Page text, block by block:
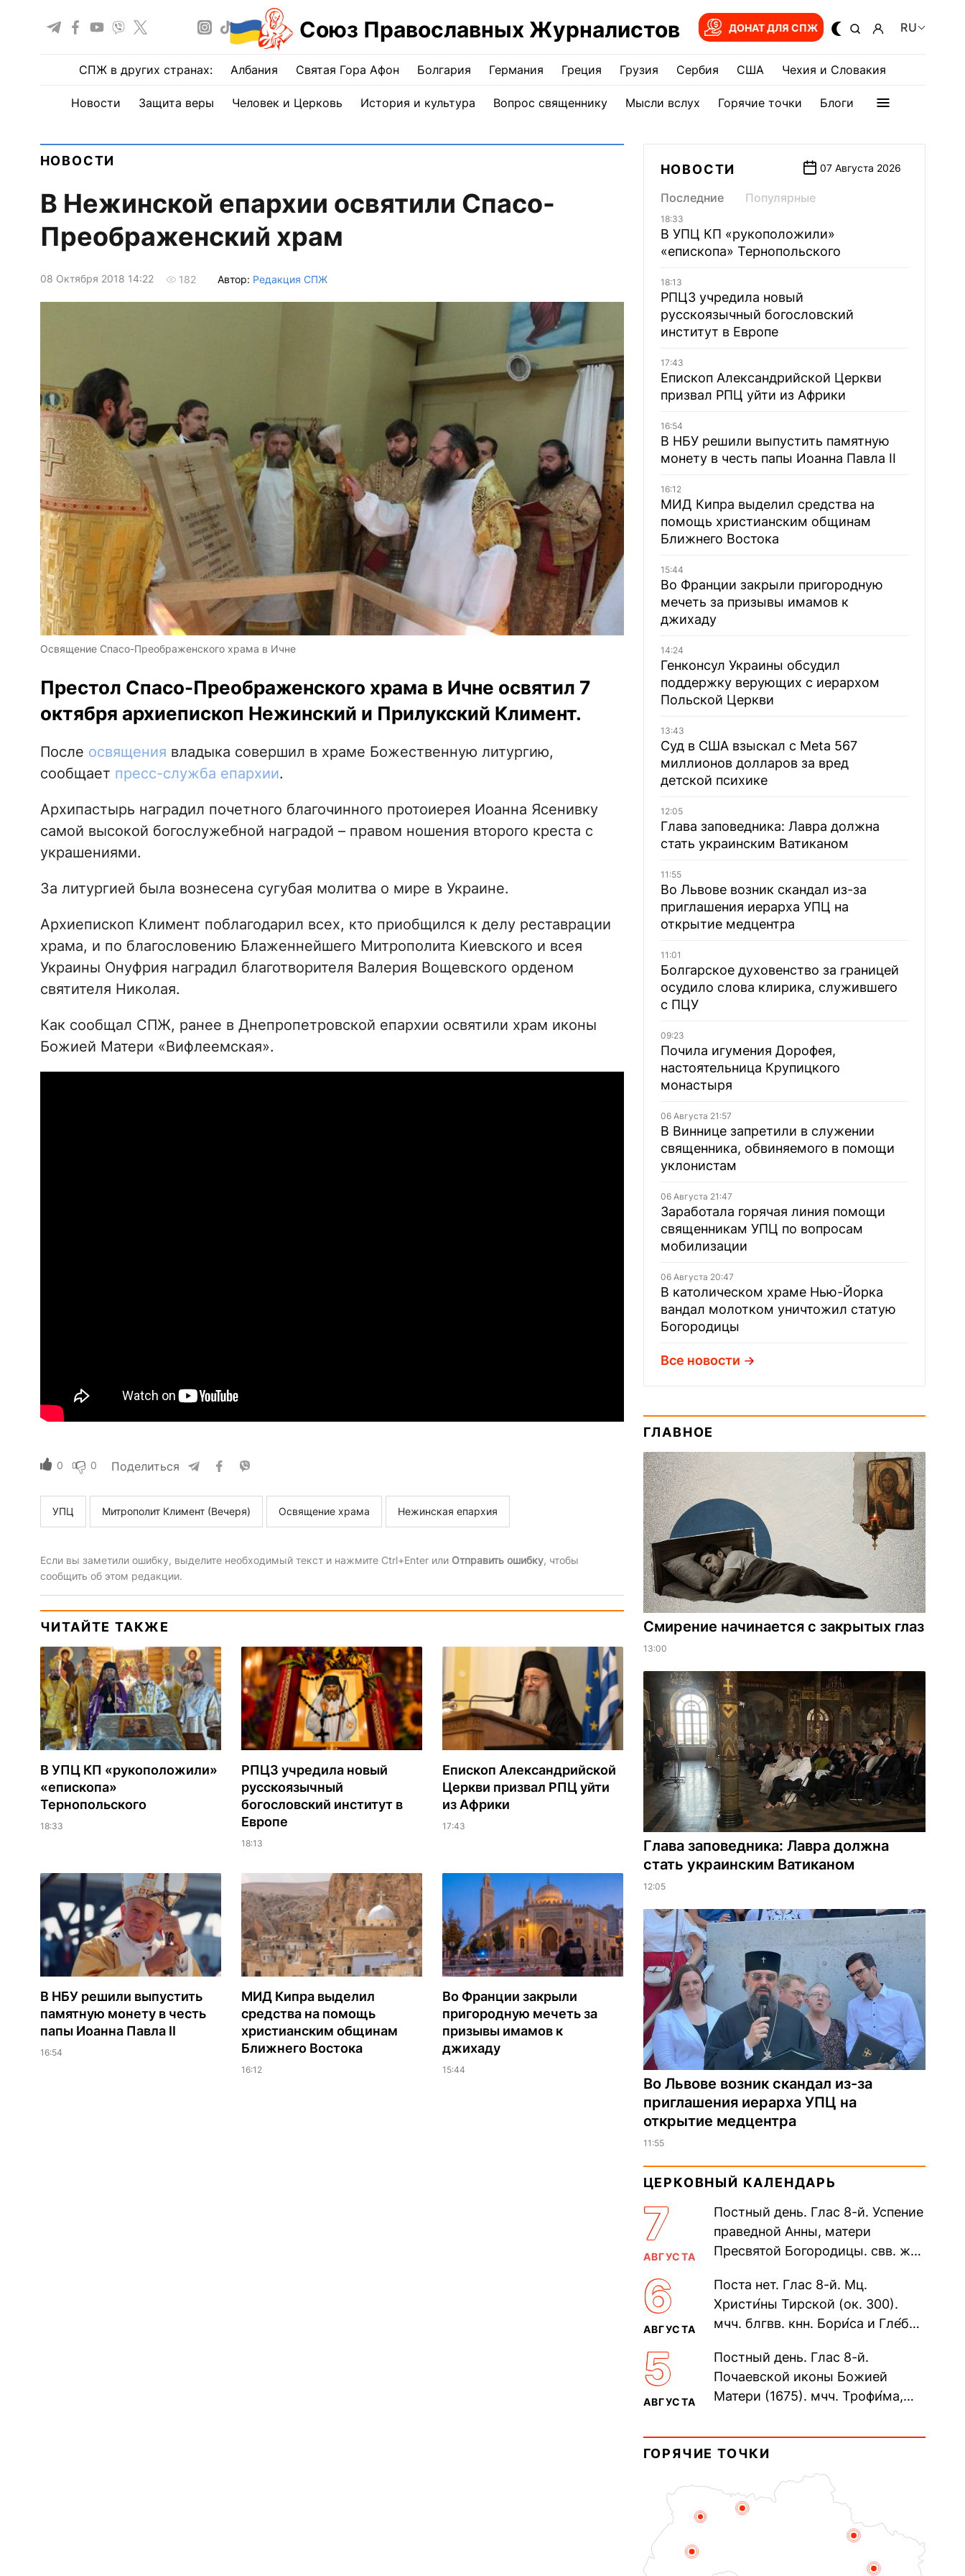
Союз Православных Журналистов ДОНАТ ДЛЯ СПЖ RU
СПЖ в других странах: Албания Святая Гора Афон Болгария Германия Греция Грузия Сербия США Чехия и Словакия
Новости Защита веры Человек и Церковь История и культура Вопрос священнику Мысли вслух Горячие точки Блоги
НОВОСТИ
В Нежинской епархии освятили Спасо-
Преображенский храм
08 Октября 2018 14:22 182 Автор: Редакция СПЖ
Освящение Спасо-Преображенского храма в Ичне
Престол Спасо-Преображенского храма в Ичне освятил 7
октября архиепископ Нежинский и Прилукский Климент.
После освящения владыка совершил в храме Божественную литургию,
сообщает пресс-служба епархии.
Архипастырь наградил почетного благочинного протоиерея Иоанна Ясенивку
самой высокой богослужебной наградой – правом ношения второго креста с
украшениями.
За литургией была вознесена сугубая молитва о мире в Украине.
Архиепископ Климент поблагодарил всех, кто приобщился к делу реставрации
храма, и по благословению Блаженнейшего Митрополита Киевского и всея
Украины Онуфрия наградил благотворителя Валерия Вощевского орденом
святителя Николая.
Как сообщал СПЖ, ранее в Днепропетровской епархии освятили храм иконы
Божией Матери «Вифлеемская».
0 0 Поделиться
УПЦ Митрополит Климент (Вечеря) Освящение храма Нежинская епархия
Если вы заметили ошибку, выделите необходимый текст и нажмите Ctrl+Enter или Отправить ошибку, чтобы
сообщить об этом редакции.
ЧИТАЙТЕ ТАКЖЕ
В УПЦ КП «рукоположили»
«епископа»
Тернопольского
18:33
РПЦЗ учредила новый
русскоязычный
богословский институт в
Европе
18:13
Епископ Александрийской
Церкви призвал РПЦ уйти
из Африки
17:43
В НБУ решили выпустить
памятную монету в честь
папы Иоанна Павла II
16:54
МИД Кипра выделил
средства на помощь
христианским общинам
Ближнего Востока
16:12
Во Франции закрыли
пригородную мечеть за
призывы имамов к
джихаду
15:44
НОВОСТИ 07 Августа 2026
Последние Популярные
18:33
В УПЦ КП «рукоположили»
«епископа» Тернопольского
18:13
РПЦЗ учредила новый
русскоязычный богословский
институт в Европе
17:43
Епископ Александрийской Церкви
призвал РПЦ уйти из Африки
16:54
В НБУ решили выпустить памятную
монету в честь папы Иоанна Павла II
16:12
МИД Кипра выделил средства на
помощь христианским общинам
Ближнего Востока
15:44
Во Франции закрыли пригородную
мечеть за призывы имамов к
джихаду
14:24
Генконсул Украины обсудил
поддержку верующих с иерархом
Польской Церкви
13:43
Суд в США взыскал с Meta 567
миллионов долларов за вред
детской психике
12:05
Глава заповедника: Лавра должна
стать украинским Ватиканом
11:55
Во Львове возник скандал из-за
приглашения иерарха УПЦ на
открытие медцентра
11:01
Болгарское духовенство за границей
осудило слова клирика, служившего
с ПЦУ
09:23
Почила игумения Дорофея,
настоятельница Крупицкого
монастыря
06 Августа 21:57
В Виннице запретили в служении
священника, обвиняемого в помощи
уклонистам
06 Августа 21:47
Заработала горячая линия помощи
священникам УПЦ по вопросам
мобилизации
06 Августа 20:47
В католическом храме Нью-Йорка
вандал молотком уничтожил статую
Богородицы
Все новости
ГЛАВНОЕ
Смирение начинается с закрытых глаз
13:00
Глава заповедника: Лавра должна
стать украинским Ватиканом
12:05
Во Львове возник скандал из-за
приглашения иерарха УПЦ на
открытие медцентра
11:55
ЦЕРКОВНЫЙ КАЛЕНДАРЬ
7
АВГУСТА
Постный день. Глас 8-й. Успение
праведной Анны, матери
Пресвятой Богородицы. свв. жен
прп. Евпракси́и девы,...
6
АВГУСТА
Поста нет. Глас 8-й. Мц.
Христи́ны Тирской (ок. 300).
мчч. блгвв. кнн. Бори́са и Гле́ба,
Дави́да (1015). Прп....
5
АВГУСТА
Постный день. Глас 8-й.
Почаевской иконы Божией
Матери (1675). мчч. Трофи́ма,
мучеников (284–305). прав.
воина Фео́дора...
ГОРЯЧИЕ ТОЧКИ